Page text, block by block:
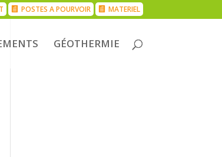
POSTES A POURVOIR MATERIEL
GÉOTHERMIE